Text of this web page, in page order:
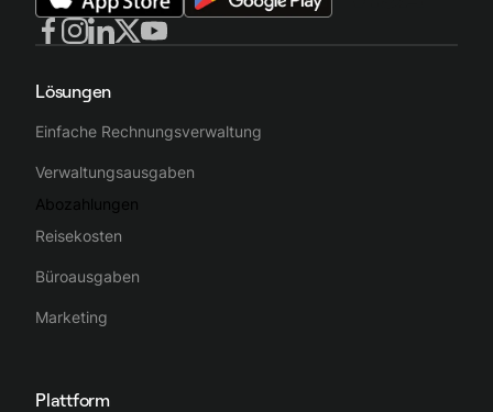
Lösungen
Einfache Rechnungsverwaltung
Verwaltungsausgaben
Abozahlungen
Reisekosten
Büroausgaben
Marketing
Plattform